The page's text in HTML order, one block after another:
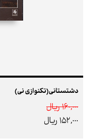
دشتستانی(تکنوازی نی)
160,000 ريال
152,000 ريال